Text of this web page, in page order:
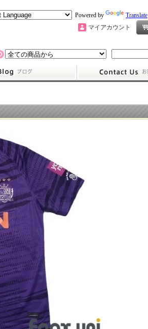
Powered by
Translate
マイアカウント